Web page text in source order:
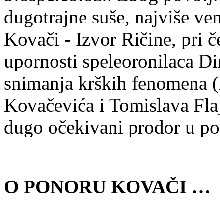
dugotrajne suše, najviše
Kovači - Izvor Ričine, pri
upornosti speleoronilaca
snimanja krških fenomena
Kovačevića i Tomislava
dugo očekivani prodor u
O PONORU KOVAČI …